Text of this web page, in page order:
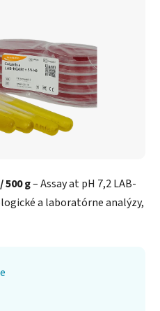
500 g– Assay at pH 7,2 LAB-
a laboratórne analýzy,